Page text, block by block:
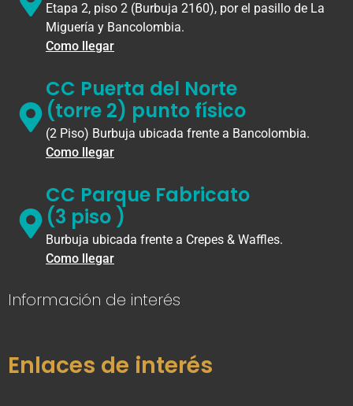
Etapa 2, piso 2 (Burbuja 2160), por el pasillo de La
Miguería y Bancolombia.
Como llegar
CC Puerta del Norte
(torre 2) punto físico
(2 Piso) Burbuja ubicada frente a Bancolombia.
Como llegar
CC Parque Fabricato
(3 piso )
Burbuja ubicada frente a Crepes & Waffles.
Como llegar
Información de interés
Enlaces de interés